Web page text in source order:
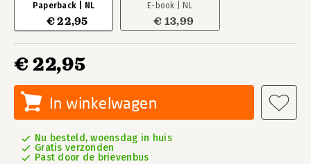
Paperback | NL
€ 22,95
E-book | NL
€ 13,99
€ 22,95
In winkelwagen
Nu besteld, woensdag in huis
Gratis verzonden
Past door de brievenbus